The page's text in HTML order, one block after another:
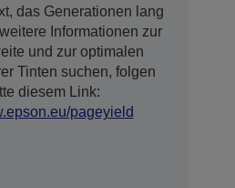
das Generationen lang
Informationen zur
und zur optimalen
Tinten suchen, folgen
diesem Link:
pageyield